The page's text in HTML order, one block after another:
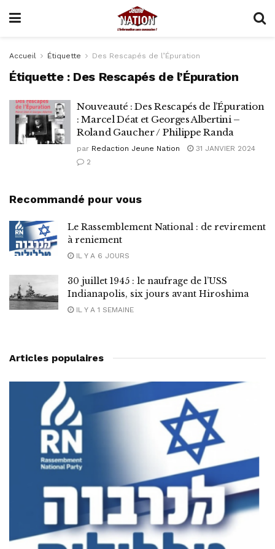
Accueil Étiquette Des Rescapés de l’Épuration
Étiquette : Des Rescapés de l’Épuration
Nouveauté : Des Rescapés de l’Épuration
: Marcel Déat et Georges Albertini –
Roland Gaucher / Philippe Randa
par Redaction Jeune Nation
31 JANVIER 2024
2
Recommandé pour vous
Le Rassemblement National : de revirement
à reniement
IL Y A 6 JOURS
30 juillet 1945 : le naufrage de l’USS
Indianapolis, six jours avant Hiroshima
IL Y A 1 SEMAINE
Articles populaires